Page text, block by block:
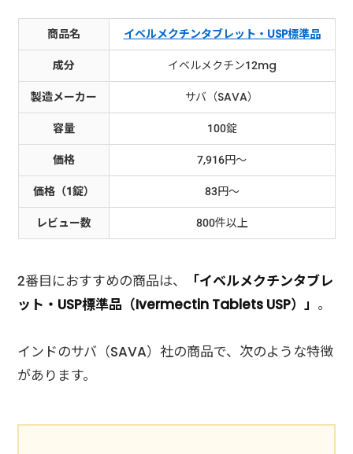
商品名
イベルメクチンタブレット・USP標準品
成分
イベルメクチン12mg
製造メーカー
サバ（SAVA）
容量
100錠
価格
7,916円～
価格（1錠）
83円～
レビュー数
800件以上
2番目におすすめの商品は、
「イベルメクチンタブレ
ット・USP標準品（Ivermectin Tablets USP）」 。
インドのサバ（SAVA）社の商品で、次のような特徴
があります。